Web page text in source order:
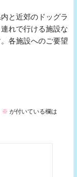
と近郊のドッグラ
れで行ける施設な
各施設へのご要望
※ が付いている欄は